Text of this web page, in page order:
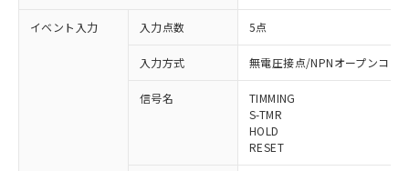
イベント入力 入力点数 5点
入力方式 無電圧接点/NPNオープンコレ
信号名
TIMMING
S-TMR
HOLD
RESET